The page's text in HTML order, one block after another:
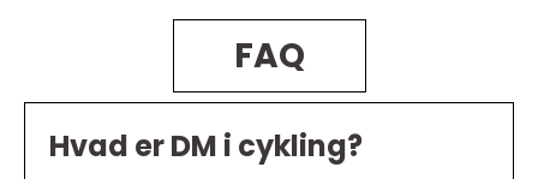
FAQ
Hvad er DM i cykling?